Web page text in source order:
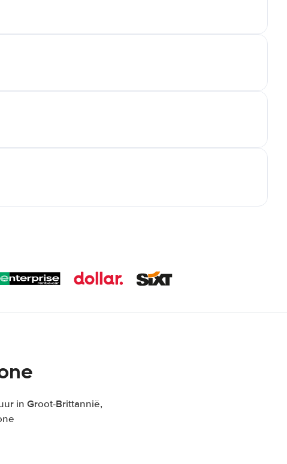
in Groot-Brittannië,